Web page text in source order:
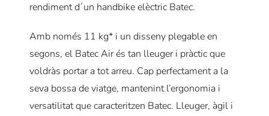
rendiment d´un handbike elèctric Batec.
Amb només 11 kg* i un disseny plegable en
segons, el Batec Air és tan lleuger i pràctic que
voldràs portar a tot arreu. Cap perfectament a la
seva bossa de viatge, mantenint l’ergonomia i
versatilitat que caracteritzen Batec. Lleuger, àgil i